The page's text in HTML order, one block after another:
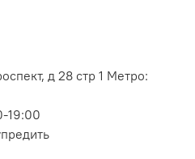
д 28 стр 1 Метро:
19:00